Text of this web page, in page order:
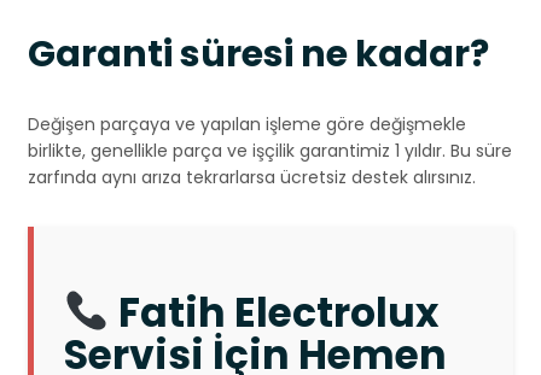
Garanti süresi ne kadar?
Değişen parçaya ve yapılan işleme göre değişmekle
birlikte, genellikle parça ve işçilik garantimiz 1 yıldır. Bu süre
zarfında aynı arıza tekrarlarsa ücretsiz destek alırsınız.
Fatih Electrolux
Servisi İçin Hemen